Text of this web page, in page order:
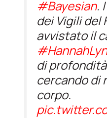
#Bayesian.
dei Vigili del
avvistato il
di
cercando di
corpo.